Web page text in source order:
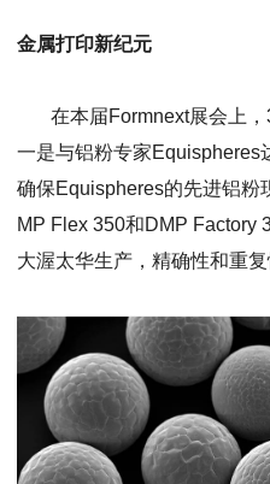
金属打印新纪元
在本届Formnext展会上，
一是与铝粉专家Equispheres
确保Equispheres的先进铝粉
MP Flex 350和DMP Factory
大渥太华生产，精确性和重复